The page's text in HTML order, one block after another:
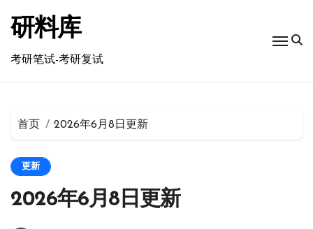
研料库
考研笔试-考研复试
首页 2026年6月8日更新
更新
2026年6月8日更新